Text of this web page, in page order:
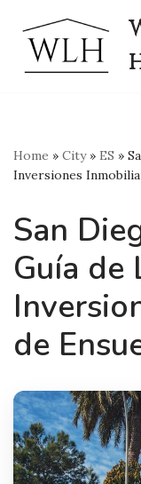
Skip
to
Home » City» ES »
Inversiones
San
Guía de
de